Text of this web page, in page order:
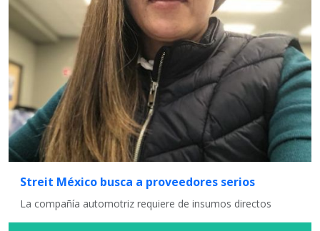
Streit México busca a proveedores serios
La compañía automotriz requiere de insumos directos